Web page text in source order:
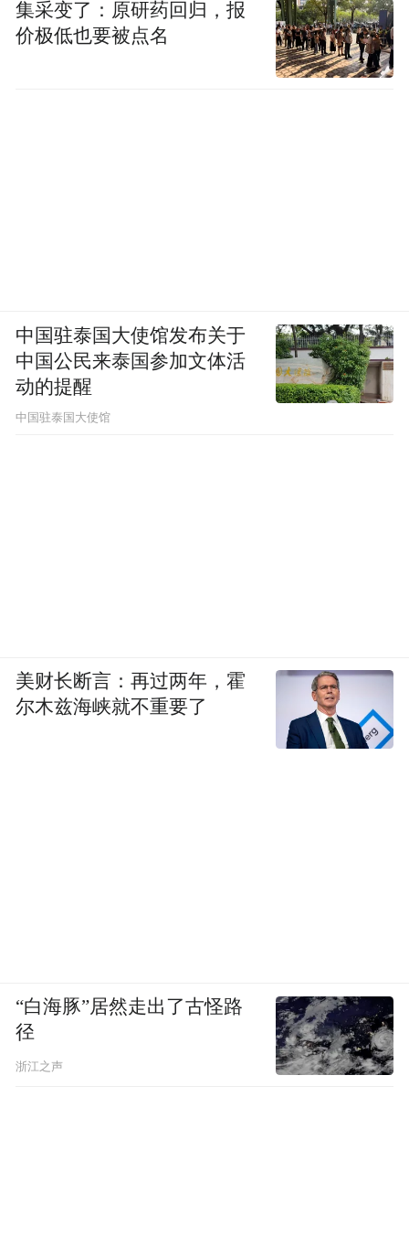
集采变了：原研药回归，报
价极低也要被点名
中国驻泰国大使馆发布关于
中国公民来泰国参加文体活
动的提醒
中国驻泰国大使馆
美财长断言：再过两年，霍
尔木兹海峡就不重要了
“白海豚”居然走出了古怪路
径
浙江之声